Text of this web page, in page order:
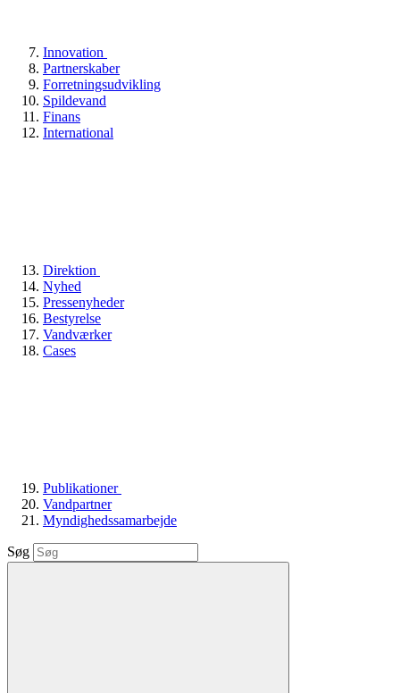
Innovation
Partnerskaber
Forretningsudvikling
Spildevand
Finans
International
Direktion
Nyhed
Pressenyheder
Bestyrelse
Vandværker
Cases
Publikationer
Vandpartner
Myndighedssamarbejde
Søg